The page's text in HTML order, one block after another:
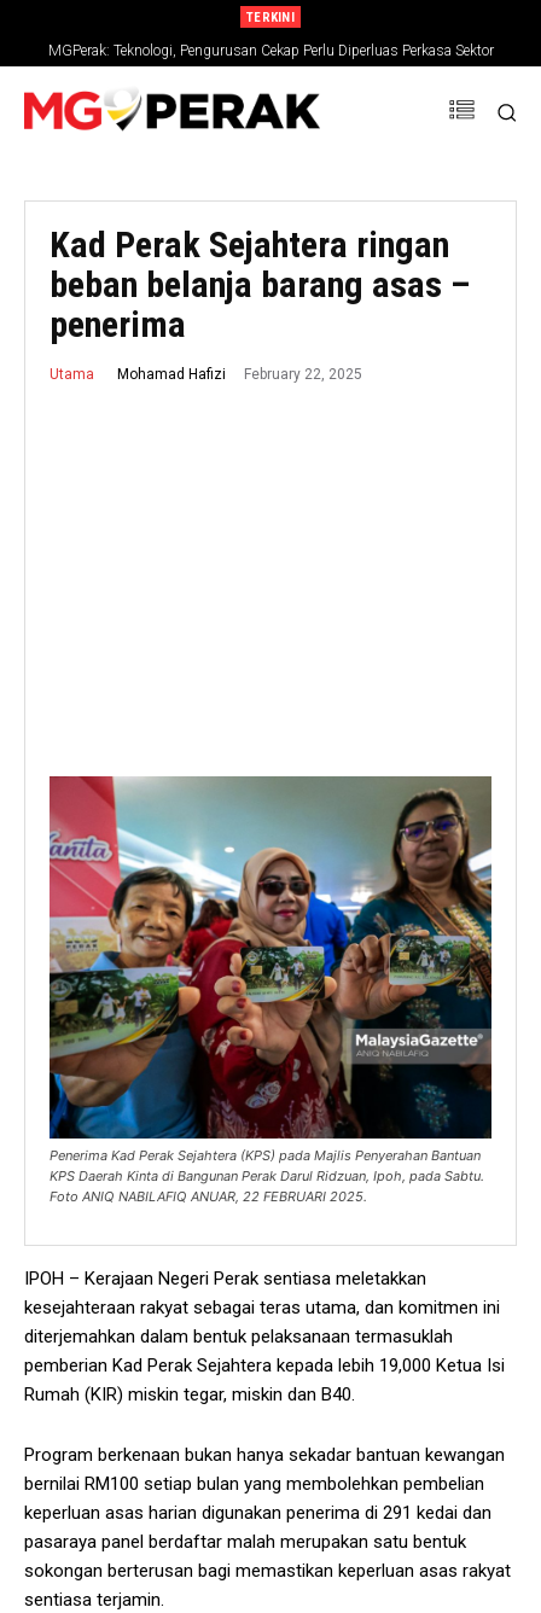
TERKINI
MGPerak: Teknologi, Pengurusan Cekap Perlu Diperluas Perkasa Sektor
Pertanian
Bangkai ikan lumba-lumba Irrawaddy terdampar di Ban Pecah
Kad Perak Sejahtera ringan
beban belanja barang asas –
penerima
Utama Mohamad Hafizi February 22, 2025
Penerima Kad Perak Sejahtera (KPS) pada Majlis Penyerahan Bantuan
KPS Daerah Kinta di Bangunan Perak Darul Ridzuan, Ipoh, pada Sabtu.
Foto ANIQ NABILAFIQ ANUAR, 22 FEBRUARI 2025.
IPOH – Kerajaan Negeri Perak sentiasa meletakkan
kesejahteraan rakyat sebagai teras utama, dan komitmen ini
diterjemahkan dalam bentuk pelaksanaan termasuklah
pemberian Kad Perak Sejahtera kepada lebih 19,000 Ketua Isi
Rumah (KIR) miskin tegar, miskin dan B40.
Program berkenaan bukan hanya sekadar bantuan kewangan
bernilai RM100 setiap bulan yang membolehkan pembelian
keperluan asas harian digunakan penerima di 291 kedai dan
pasaraya panel berdaftar malah merupakan satu bentuk
sokongan berterusan bagi memastikan keperluan asas rakyat
sentiasa terjamin.